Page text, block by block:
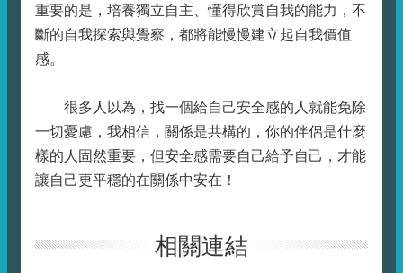
重要的是，培養獨立自主、懂得欣賞自我的能力，不
斷的自我探索與覺察，都將能慢慢建立起自我價值
感。
很多人以為，找一個給自己安全感的人就能免除
一切憂慮，我相信，關係是共構的，你的伴侶是什麼
樣的人固然重要，但安全感需要自己給予自己，才能
讓自己更平穩的在關係中安在！
相關連結